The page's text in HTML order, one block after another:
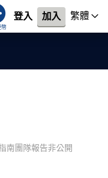
幣
登入 加入 繁體
南團隊報告非公開